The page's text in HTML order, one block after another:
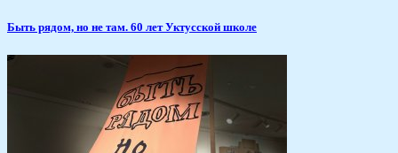
Быть рядом, но не там. 60 лет Уктусской школе